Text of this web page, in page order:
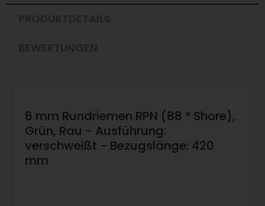
6 mm Rundriemen RPN (88 ° Shore),
Grün, Rau - Ausführung:
verschweißt - Bezugslänge: 420
mm